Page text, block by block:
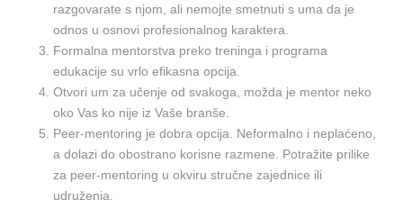
razgovarate s njom, ali nemojte smetnuti s uma da je
odnos u osnovi profesionalnog karaktera.
Formalna mentorstva preko treninga i programa
edukacije su vrlo efikasna opcija.
Otvori um za učenje od svakoga, možda je mentor neko
oko Vas ko nije iz Vaše branše.
Peer-mentoring je dobra opcija. Neformalno i neplaćeno,
a dolazi do obostrano korisne razmene. Potražite prilike
za peer-mentoring u okviru stručne zajednice ili
udruženja.